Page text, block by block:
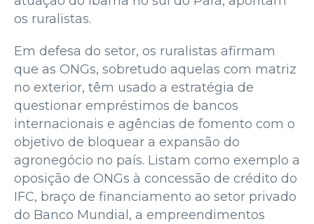
os ruralistas.
Em defesa do setor, os ruralistas afirmam
que as ONGs, sobretudo aquelas com matriz
no exterior, têm usado a estratégia de
questionar empréstimos de bancos
internacionais e agências de fomento com o
objetivo de bloquear a expansão do
agronegócio no país. Listam como exemplo a
oposição de ONGs à concessão de crédito do
IFC, braço de financiamento ao setor privado
do Banco Mundial, a empreendimentos